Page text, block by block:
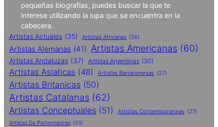
pequeñas biografías, puedes buscar la que te
interese utilizando la lupa que se encuentra en la
cabecera.
Artistas Actuales (35) Artistas Africanas (26)
Artistas Alemanas (41) Artistas Americanas (60)
Artistas Andaluzas (37) Artistas Argentinas (30)
Artistas Asiaticas (48) Artistas Barcelonesas (27)
Artistas Britanicas (50)
Artistas Catalanas (62)
Artistas Conceptuales (51) Artistas Contemporaneas (27)
Artistas De Performances (25)